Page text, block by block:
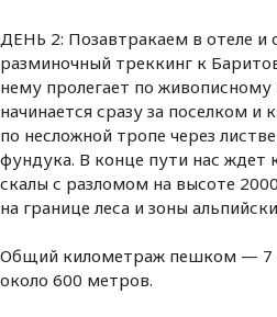
ДЕНЬ 2: Позавтракаем в отеле и
разминочный треккинг к
нему пролегает по
начинается сразу за поселком
по несложной тропе через
фундука. В конце пути нас ждет
скалы с разломом на высоте
на границе леса и зоны
Общий километраж пешком — 7
около 600 метров.